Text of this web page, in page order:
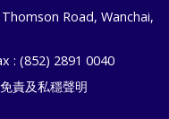
Road, Wanchai,
: (852) 2891 0040
免責及私穩聲明